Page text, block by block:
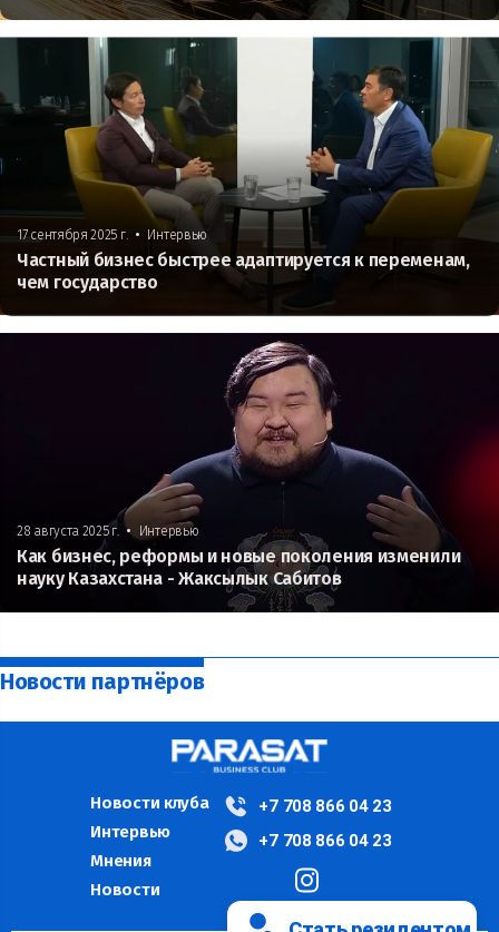
17 сентября 2025 г. • Интервью
Частный бизнес быстрее адаптируется к переменам,
чем государство
28 августа 2025 г. • Интервью
Как бизнес, реформы и новые поколения изменили
науку Казахстана - Жаксылык Сабитов
Новости партнёров
Новости клуба
Интервью
Мнения
Новости
+7 708 866 04 23
+7 708 866 04 23